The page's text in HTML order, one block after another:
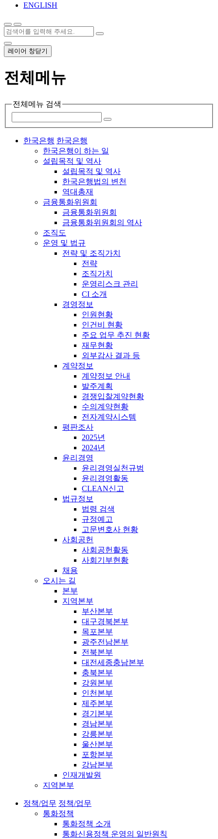
ENGLISH
레이어 창닫기
전체메뉴
전체메뉴 검색
한국은행 한국은행
한국은행이 하는 일
설립목적 및 역사
설립목적 및 역사
한국은행법의 변천
역대총재
금융통화위원회
금융통화위원회
금융통화위원회의 역사
조직도
운영 및 법규
전략 및 조직가치
전략
조직가치
운영리스크 관리
CI 소개
경영정보
인원현황
인건비 현황
주요 업무 추진 현황
재무현황
외부감사 결과 등
계약정보
계약정보 안내
발주계획
경쟁입찰계약현황
수의계약현황
전자계약시스템
평판조사
2025년
2024년
윤리경영
윤리경영실천규범
윤리경영활동
CLEAN신고
법규정보
법령 검색
규정예고
고문변호사 현황
사회공헌
사회공헌활동
사회기부현황
채용
오시는 길
본부
지역본부
부산본부
대구경북본부
목포본부
광주전남본부
전북본부
대전세종충남본부
충북본부
강원본부
인천본부
제주본부
경기본부
경남본부
강릉본부
울산본부
포항본부
강남본부
인재개발원
지역본부
정책/업무 정책/업무
통화정책
통화정책 소개
통화신용정책 운영의 일반원칙